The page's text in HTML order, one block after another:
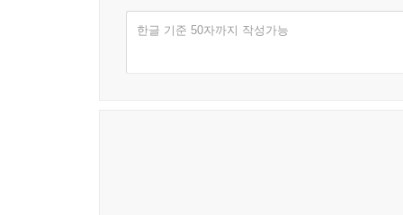
한글 기준 50자까지 작성가능